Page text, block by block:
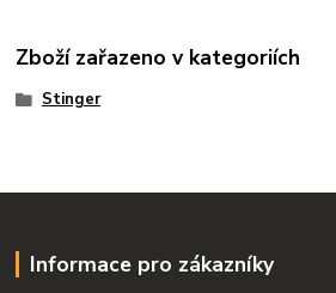
Zboží zařazeno v kategoriích
Stinger
Informace pro zákazníky